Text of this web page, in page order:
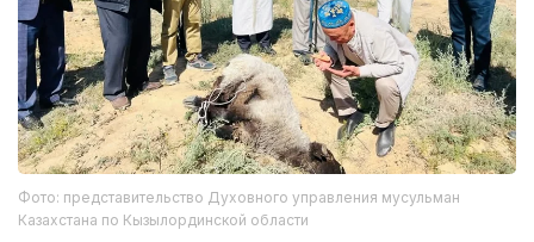
Фото: представительство Духовного управления мусульман
Казахстана по Кызылординской области